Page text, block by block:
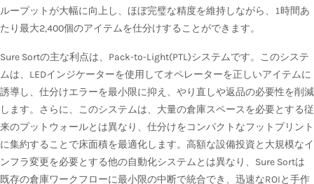
ループットが大幅に向上し、ほぼ完璧な精度を維持しながら、1時間あ
たり最大2,400個のアイテムを仕分けすることができます。
Sure Sortの主な利点は、Pack-to-Light(PTL)システムです。このシステ
ムは、LEDインジケーターを使用してオペレーターを正しいアイテムに
誘導し、仕分けエラーを最小限に抑え、やり直しや返品の必要性を削減
します。さらに、このシステムは、大量の倉庫スペースを必要とする従
来のプットウォールとは異なり、仕分けをコンパクトなフットプリント
に集約することで床面積を最適化します。高額な設備投資と大規模なイ
ンフラ変更を必要とする他の自動化システムとは異なり、Sure Sortは
既存の倉庫ワークフローに最小限の中断で統合でき、迅速なROIと手作